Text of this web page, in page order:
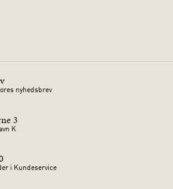
nyhedsbrev
3
K
i Kundeservice